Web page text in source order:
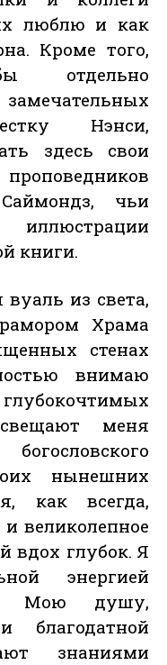
люблю и как
Кроме того,
отдельно
Нэнси,
здесь свои
чьи
книги.
из света,
Храма
стенах
внимаю
меня
нынешних
как всегда,
великолепное
вдох глубок. Я
энергией
Мою душу,
благодатной
знаниями